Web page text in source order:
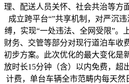
理、配送人员关怀、社会共治等方
成立跨平台“”共享机制，对严沉
缚，实现“一处违法、全网受限”。
财务、交管等部分对现行道泊车收
初步方案。此次优化的最大变化是
放时长15分钟（含）以内免费，超
计费，单台车辆全市范畴内每天然